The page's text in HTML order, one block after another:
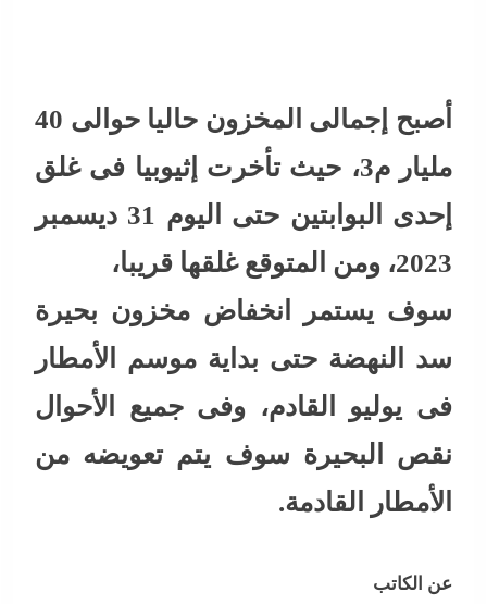
أصبح إجمالى المخزون حاليا حوالى 40
مليار م3، حيث تأخرت إثيوبيا فى غلق
إحدى البوابتين حتى اليوم 31 ديسمبر
2023، ومن المتوقع غلقها قريبا،
سوف يستمر انخفاض مخزون بحيرة
سد النهضة حتى بداية موسم الأمطار
فى يوليو القادم، وفى جميع الأحوال
نقص البحيرة سوف يتم تعويضه من
الأمطار القادمة.
عن الكاتب